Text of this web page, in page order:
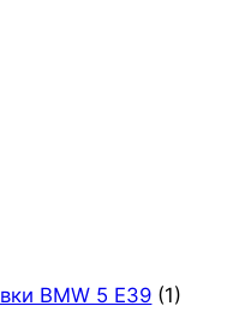
BMW 5 E39 (1)